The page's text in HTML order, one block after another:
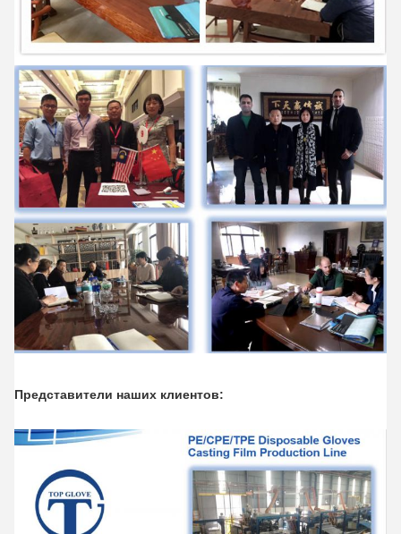
Представители наших клиентов: